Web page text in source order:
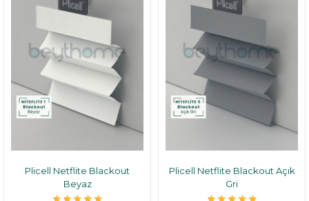
Plicell Netflite Blackout
Beyaz
Plicell Netflite Blackout Açık
Gri